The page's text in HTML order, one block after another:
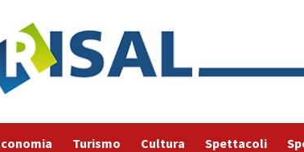
Turismo Cultura Spettacoli